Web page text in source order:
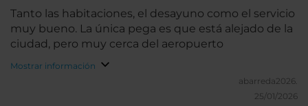
Tanto las habitaciones, el desayuno como el servicio
muy bueno. La única pega es que está alejado de la
ciudad, pero muy cerca del aeropuerto
Mostrar información
abarreda2026.
25/01/2026